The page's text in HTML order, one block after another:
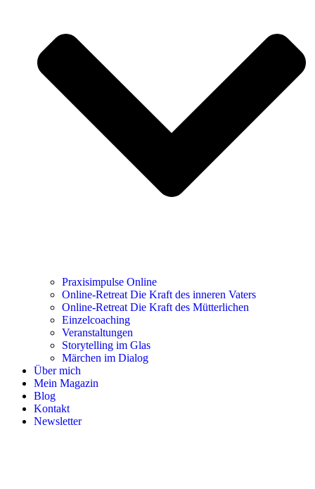
Praxisimpulse Online
Online-Retreat Die Kraft des inneren Vaters
Online-Retreat Die Kraft des Mütterlichen
Einzelcoaching
Veranstaltungen
Storytelling im Glas
Märchen im Dialog
Über mich
Mein Magazin
Blog
Kontakt
Newsletter